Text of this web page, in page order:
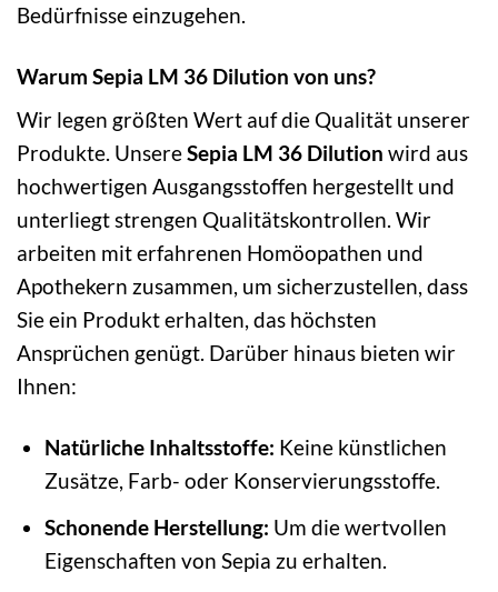
Bedürfnisse einzugehen.
Warum Sepia LM 36 Dilution von uns?
Wir legen größten Wert auf die Qualität unserer
Produkte. UnsereSepia LM 36 Dilution wird aus
hochwertigen Ausgangsstoffen hergestellt und
unterliegt strengen Qualitätskontrollen. Wir
arbeiten mit erfahrenen Homöopathen und
Apothekern zusammen, um sicherzustellen, dass
Sie ein Produkt erhalten, das höchsten
Ansprüchen genügt. Darüber hinaus bieten wir
Ihnen:
Natürliche Inhaltsstoffe: Keine künstlichen
Zusätze, Farb- oder Konservierungsstoffe.
Schonende Herstellung: Um die wertvollen
Eigenschaften von Sepia zu erhalten.